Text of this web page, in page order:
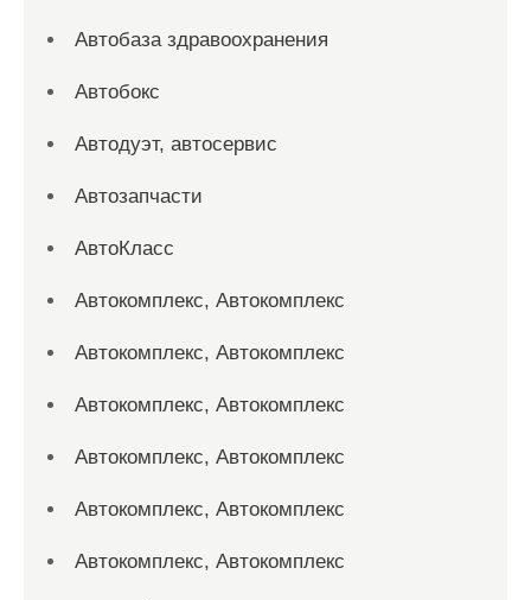
Автобаза здравоохранения
Автобокс
Автодуэт, автосервис
Автозапчасти
АвтоКласс
Автокомплекс, Автокомплекс
Автокомплекс, Автокомплекс
Автокомплекс, Автокомплекс
Автокомплекс, Автокомплекс
Автокомплекс, Автокомплекс
Автокомплекс, Автокомплекс